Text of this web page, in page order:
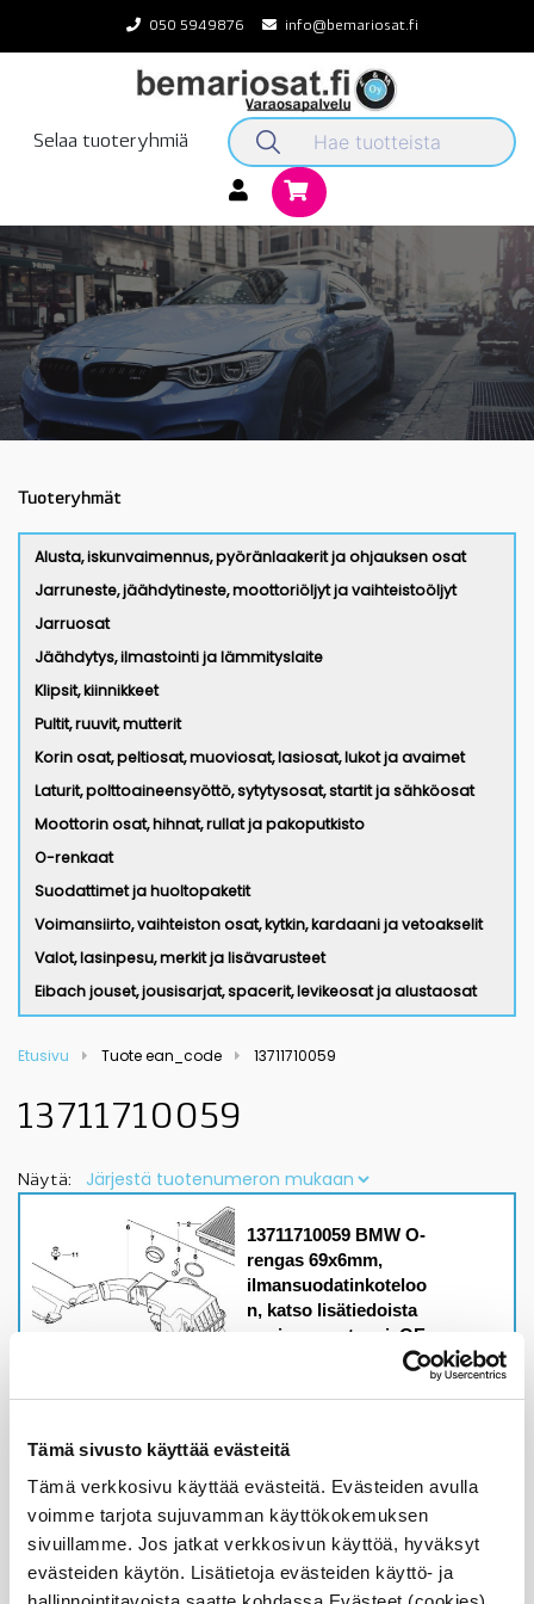
Tämä sivusto käyttää evästeitä
Tämä verkkosivu käyttää evästeitä. Evästeiden avulla
voimme tarjota sujuvamman käyttökokemuksen
sivuillamme. Jos jatkat verkkosivun käyttöä, hyväksyt
evästeiden käytön. Lisätietoja evästeiden käyttö- ja
content
050 5949876 info@bemariosat.fi
Selaa tuoteryhmiä
Tuoteryhmät
Alusta, iskunvaimennus, pyöränlaakerit ja ohjauksen osat
Jarruneste, jäähdytineste, moottoriöljyt ja vaihteistoöljyt
Jarruosat
Jäähdytys, ilmastointi ja lämmityslaite
Klipsit, kiinnikkeet
Pultit, ruuvit, mutterit
Korin osat, peltiosat, muoviosat, lasiosat, lukot ja avaimet
Laturit, polttoaineensyöttö, sytytysosat, startit ja sähköosat
Moottorin osat, hihnat, rullat ja pakoputkisto
O-renkaat
Suodattimet ja huoltopaketit
Voimansiirto, vaihteiston osat, kytkin, kardaani ja vetoakselit
Valot, lasinpesu, merkit ja lisävarusteet
Eibach jouset, jousisarjat, spacerit, levikeosat ja alustaosat
Etusivu Tuote ean_code 13711710059
13711710059
Näytä:
13711710059 BMW O-
rengas 69x6mm,
ilmansuodatinkoteloo
n, katso lisätiedoista
sopivuus autoosi, OE
rengas 69x6mm
Varastossa,
toimitusaika 1-3pv